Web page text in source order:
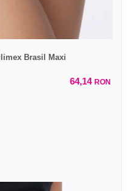
Brasil Maxi
64,14 RON